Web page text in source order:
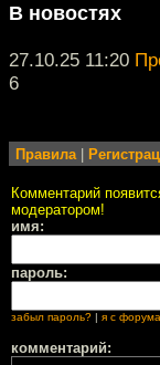
В новостях
27.10.25 11:20
6
Правила|
Комментарий
модератором!
имя:
пароль:
забыл пароль? я с форума
комментарий: